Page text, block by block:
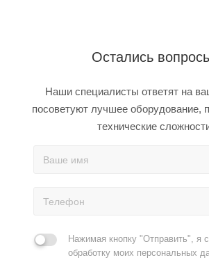
Остались
Наши специалисты ответят на
посоветуют лучшее оборудование,
технические
Нажимая кнопку "Отправить", я
обработку моих персональных